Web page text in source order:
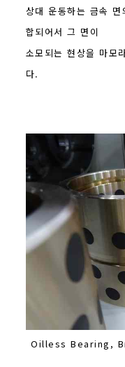
상대 운동하는 금속
합되어서 그 면이
소모되는 현상을 마모
다.
Oilless Bearing,